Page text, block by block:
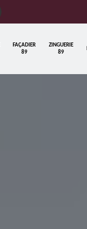
FAÇADIER
89
ZINGUERIE
89